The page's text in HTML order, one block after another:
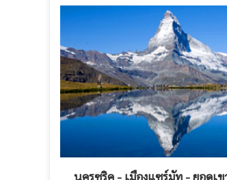
นครซูริค - เมืองแซร์มัท - ยอดเ